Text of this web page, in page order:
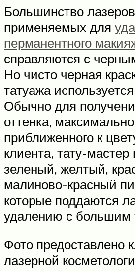
Большинство
применяемых для
перманентного
справляются с
Но чисто черная
татуажа
Обычно для
оттенка, максимально
приближенного к
клиента, тату-мастер
зеленый, желтый,
малиново-красный
которые поддаются
удалению с большим
Фото предоставлено
лазерной